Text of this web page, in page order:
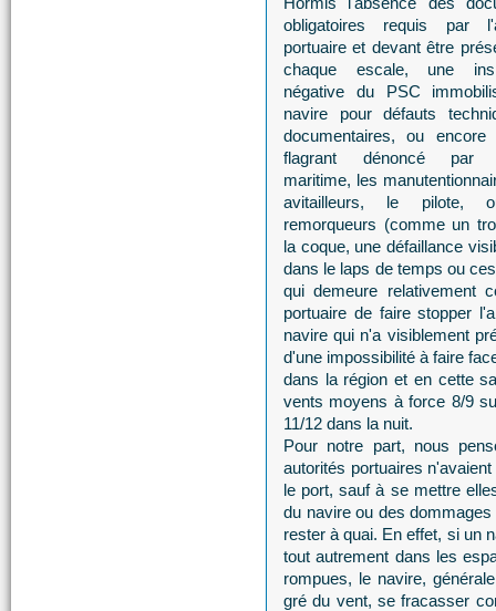
obligatoires requis par
portuaire et devant être
chaque escale, une
négative du PSC
navire pour défauts
documentaires, ou
flagrant dénoncé par
maritime, les
avitailleurs, le pilote,
remorqueurs (comme un
la coque, une défaillance
dans le laps de temps ou
qui demeure relativement
portuaire de faire stopper
navire qui n'a visiblement
d'une impossibilité à faire
dans la région et en cette
vents moyens à force 8/9
11/12 dans la nuit.
Pour notre part, nous
autorités portuaires
le port, sauf à se mettre
du navire ou des
rester à quai. En effet, si un
tout autrement dans les
rompues, le navire,
gré du vent, se fracasser